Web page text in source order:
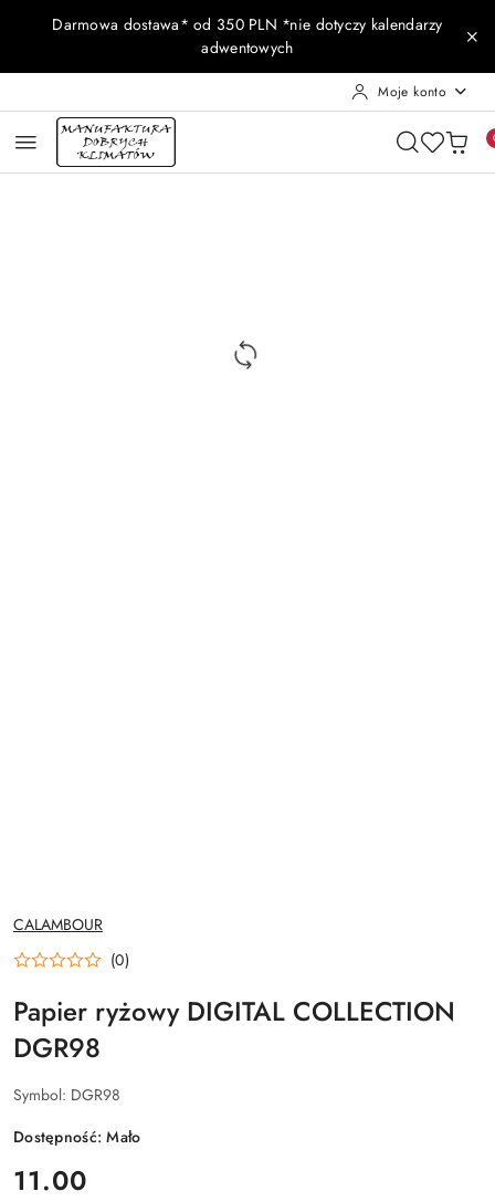
Przejdź do treści głównej
Przejdź do wyszukiwarki
Przejdź do moje konto
Przejdź do menu głównego
Przejdź do opisu produktu
Przejdź do stopki
Darmowa dostawa* od 350 PLN *nie dotyczy kalendarzy
adwentowych
Moje konto
NAZWA
PRODUCENTA:
CALAMBOUR
(0)
Papier ryżowy DIGITAL COLLECTION
DGR98
Symbol: DGR98
Dostępność:Mało
cena:
11.00